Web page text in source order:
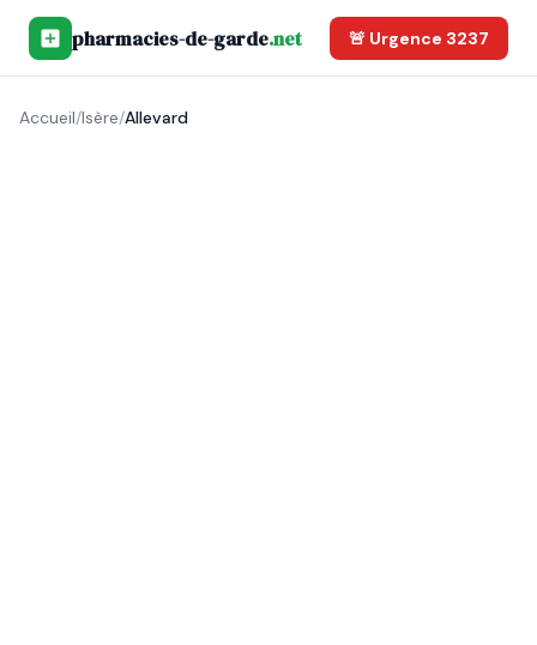
pharmacies-de-garde.net 🚨 Urgence 3237
Accueil/Isère/Allevard